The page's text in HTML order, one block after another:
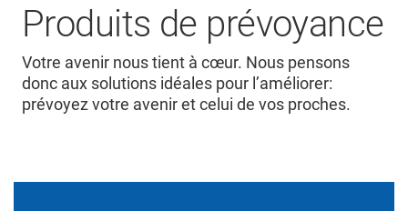
Produits de prévoyance
Votre avenir nous tient à cœur. Nous pensons
donc aux solutions idéales pour l’améliorer:
prévoyez votre avenir et celui de vos proches.